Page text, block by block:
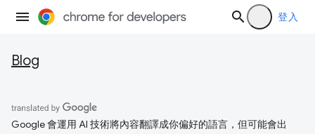
登入
Blog
Google 會運用 AI 技術將內容翻譯成你偏好的語言，但可能會出